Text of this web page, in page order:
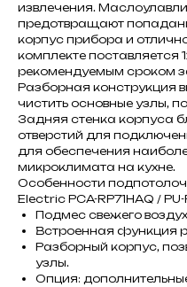
извлечения.
предотвращают
корпус прибора и
комплекте поставляется
рекомендуемым сроком
Разборная конструкция
чистить основные узлы,
Задняя стенка корпуса
отверстий для
для обеспечения
микроклимата на кухне.
Особенности
Electric PCA-RP71HAQ / PU-
Подмес свежего
Встроенная функция
Разборный корпус,
узлы.
Опция: